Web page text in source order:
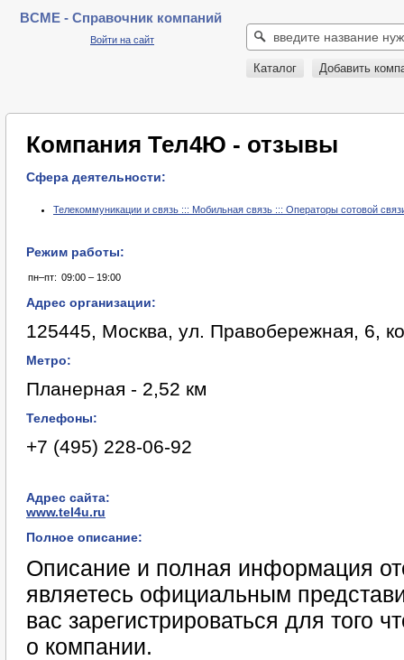
BCME - Справочник компаний
Войти на сайт
Каталог Добавить
Компания Тел4Ю - отзывы
Сфера деятельности:
Телекоммуникации и связь ::: Мобильная связь ::: Операторы сотовой
Режим работы:
пн–пт: 09:00 – 19:00
Адрес организации:
125445, Москва, ул. Правобережная, 6,
Метро:
Планерная - 2,52 км
Телефоны:
+7 (495) 228-06-92
Адрес сайта:
www.tel4u.ru
Полное описание:
Описание и полная информация
являетесь официальным
вас зарегистрироваться для того
о компании.